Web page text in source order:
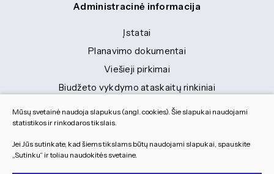
Administracinė informacija
Įstatai
Planavimo dokumentai
Viešieji pirkimai
Biudžeto vykdymo ataskaitų rinkiniai
Finansinių ataskaitų rinkiniai
Tranybiniai lengvieji automobiliai
Lėšos veiklai viešinti
Dokumentai
Mūsų svetainė naudoja slapukus (angl. cookies). Šie slapukai naudojami
statistikos ir rinkodaros tikslais.
Jei Jūs sutinkate, kad šiems tikslams būtų naudojami slapukai, spauskite
„Sutinku“ ir toliau naudokitės svetaine.